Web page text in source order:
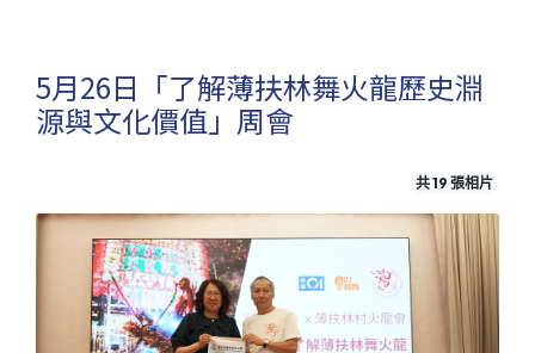
5月26日「了解薄扶林舞火龍歷史淵
源與文化價值」周會
共 19 張相片